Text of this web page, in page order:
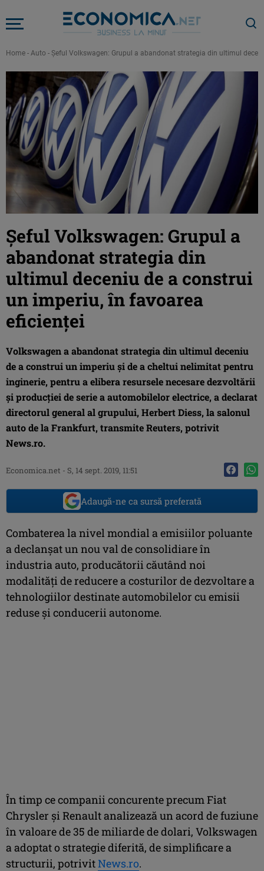
Home - Auto - Şeful Volkswagen: Grupul a abandonat strategia din ultimul
Şeful Volkswagen: Grupul a
abandonat strategia din
ultimul deceniu de a construi
un imperiu, în favoarea
eficienţei
Volkswagen a abandonat strategia din ultimul deceniu
de a construi un imperiu şi de a cheltui nelimitat pentru
inginerie, pentru a elibera resursele necesare dezvoltării
şi producţiei de serie a automobilelor electrice, a declarat
directorul general al grupului, Herbert Diess, la salonul
auto de la Frankfurt, transmite Reuters, potrivit
News.ro.
Economica.net - S, 14 sept. 2019, 11:51
Adaugă-ne ca sursă preferată
Combaterea la nivel mondial a emisiilor poluante
a declanşat un nou val de consolidiare în
industria auto, producătorii căutând noi
modalităţi de reducere a costurilor de dezvoltare a
tehnologiilor destinate automobilelor cu emisii
reduse şi conducerii autonome.
În timp ce companii concurente precum Fiat
Chrysler şi Renault analizează un acord de fuziune
în valoare de 35 de miliarde de dolari, Volkswagen
a adoptat o strategie diferită, de simplificare a
structurii, potrivitNews.ro.